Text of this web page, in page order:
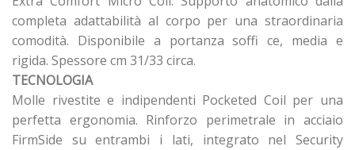
completa adattabilità al corpo per una straordinaria
comodità. Disponibile a portanza soffi ce, media e
rigida. Spessore cm 31/33 circa.
TECNOLOGIA
Molle rivestite e indipendenti Pocketed Coil per una
perfetta ergonomia. Rinforzo perimetrale in acciaio
FirmSide su entrambi i lati, integrato nel Security